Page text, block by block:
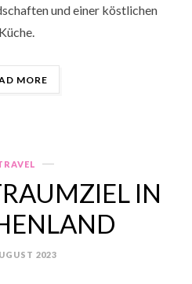
und einer köstlichen
Küche.
MORE
LANKA:
INDISCHEN
IN
2023